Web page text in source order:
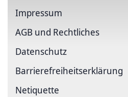
Impressum
AGB und Rechtliches
Datenschutz
Barriere­freiheits­erklärung
Netiquette